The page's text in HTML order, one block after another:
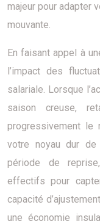
majeur pour adapter
mouvante.
En faisant appel à
l’impact des
salariale. Lorsque
saison creuse,
progressivement le
votre noyau dur de
période de
effectifs pour
capacité
une économie